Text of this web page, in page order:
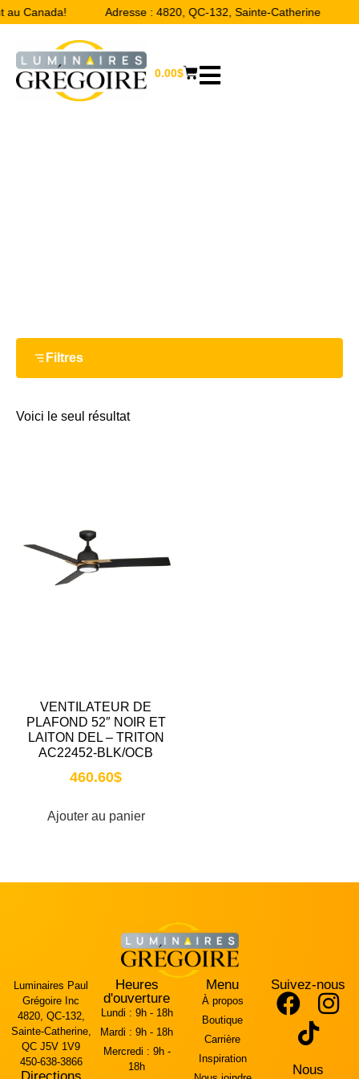
Canada! Adresse : 4820, QC-132, Sainte-Catherine
0.00$
Filtres
Voici le seul résultat
VENTILATEUR DE
PLAFOND 52″ NOIR ET
LAITON DEL – TRITON
AC22452-BLK/OCB
460.60$
Ajouter au panier
Luminaires Paul
Grégoire Inc
4820, QC-132,
Sainte-Catherine,
QC J5V 1V9
450-638-3866
Heures
d'ouverture
Lundi : 9h - 18h
Mardi : 9h - 18h
Mercredi : 9h -
18h
Menu
À propos
Boutique
Carrière
Inspiration
Suivez-nous
Nous